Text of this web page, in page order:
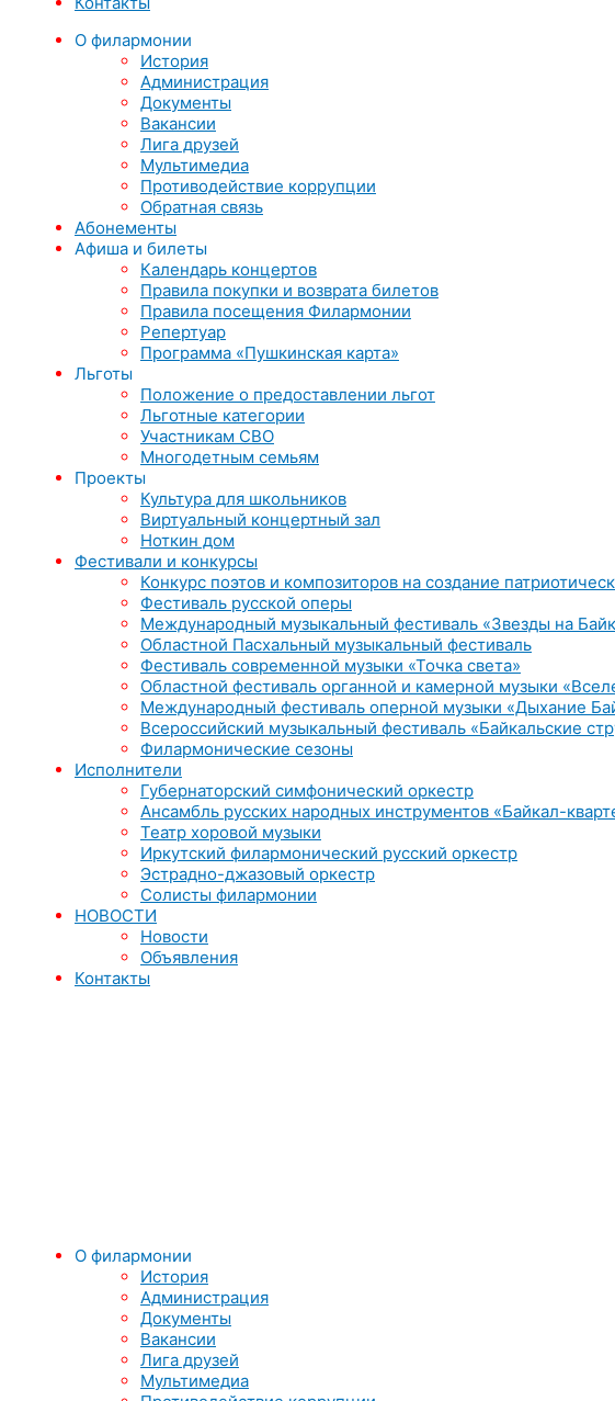
О филармонии
История
Администрация
Документы
Вакансии
Лига друзей
Мультимедиа
Противодействие коррупции
Обратная связь
Абонементы
Афиша и билеты
Календарь концертов
Правила покупки и возврата билетов
Правила посещения Филармонии
Репертуар
Программа «Пушкинская карта»
Льготы
Положение о предоставлении льгот
Льготные категории
Участникам СВО
Многодетным семьям
Проекты
Культура для школьников
Виртуальный концертный зал
Ноткин дом
Фестивали и конкурсы
Конкурс поэтов и композиторов на создание
Фестиваль русской оперы
Международный музыкальный фестиваль «Звезды на
Областной Пасхальный музыкальный фестиваль
Фестиваль современной музыки «Точка света»
Областной фестиваль органной и камерной музыки
Международный фестиваль оперной музыки «Дыхание
Всероссийский музыкальный фестиваль «Байкальские
Филармонические сезоны
Исполнители
Губернаторский симфонический оркестр
Ансамбль русских народных инструментов «Байкал-
Театр хоровой музыки
Иркутский филармонический русский оркестр
Эстрадно-джазовый оркестр
Солисты филармонии
НОВОСТИ
Новости
Объявления
Контакты
О филармонии
История
Администрация
Документы
Вакансии
Лига друзей
Мультимедиа